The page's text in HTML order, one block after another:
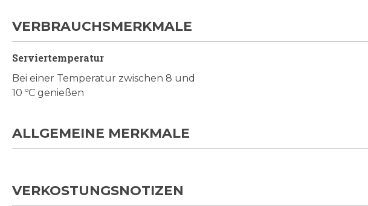
VERBRAUCHSMERKMALE
Serviertemperatur
Bei einer Temperatur zwischen 8 und
10 ºC genießen
ALLGEMEINE MERKMALE
VERKOSTUNGSNOTIZEN